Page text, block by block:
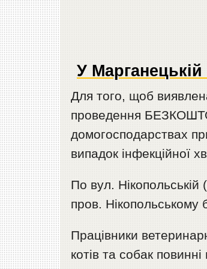
У
Для того, щоб
проведення
домогосподарствах
випадок інфекційної
По вул.
пров. Нікопольському
Працівники
котів та собак